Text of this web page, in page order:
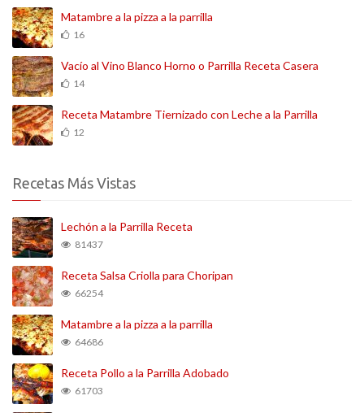
Matambre a la pizza a la parrilla
16
Vacío al Vino Blanco Horno o Parrilla Receta Casera
14
Receta Matambre Tiernizado con Leche a la Parrilla
12
Recetas Más Vistas
Lechón a la Parrilla Receta
81437
Receta Salsa Criolla para Choripan
66254
Matambre a la pizza a la parrilla
64686
Receta Pollo a la Parrilla Adobado
61703